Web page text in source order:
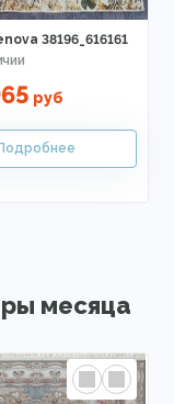
38196_616161
руб
месяца